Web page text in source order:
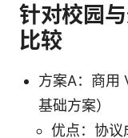
针对校园
比较
方案A：商用
基础方案）
优点：协议